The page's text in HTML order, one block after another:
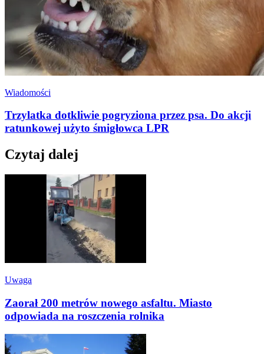
Wiadomości
Trzylatka dotkliwie pogryziona przez psa. Do akcji
ratunkowej użyto śmigłowca LPR
Czytaj dalej
Uwaga
Zaorał 200 metrów nowego asfaltu. Miasto
odpowiada na roszczenia rolnika